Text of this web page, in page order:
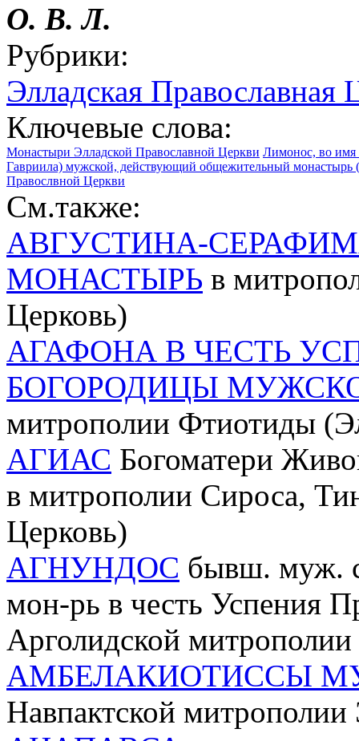
О. В. Л.
Рубрики:
Элладская
Ключевые слова:
Монастыри Элладской Православной Церкви Лимонос, во имя
Гавриила) мужской, действующий общежительный монастырь
Правослвной Церкви
См.также:
АВГУСТИНА-
МОНАСТЫРЬ в
Церковь)
АГАФОНА В ЧЕСТЬ
БОГОРОДИЦЫ
митрополии Фтиотиды
АГИАС Богоматери
в митрополии Сироса,
Церковь)
АГНУНДОС бывш. муж.
мон-рь в честь Успения
Арголидской
АМБЕЛАКИОТИССЫ
Навпактской